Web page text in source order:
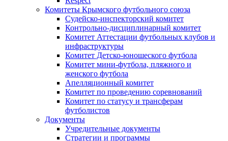
Комитеты Крымского футбольного союза
Судейско-инспекторский комитет
Контрольно-дисциплинарный комитет
Комитет Аттестации футбольных клубов и
инфраструктуры
Комитет Детско-юношеского футбола
Комитет мини-футбола, пляжного и
женского футбола
Апелляционный комитет
Комитет по проведению соревнований
Комитет по статусу и трансферам
футболистов
Документы
Учредительные документы
Стратегии и программы